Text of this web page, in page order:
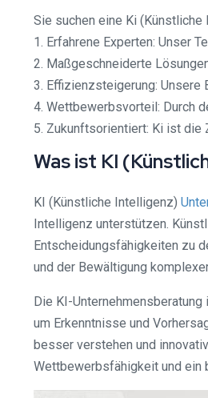
Sie suchen eine Ki
1. Erfahrene Experten: Unser
2. Maßgeschneiderte
3. Effizienzsteigerung: Unsere
4. Wettbewerbsvorteil: Durch
5. Zukunftsorientiert: Ki ist die
Was ist KI
KI (Künstliche Intelligenz)
Intelligenz unterstützen.
Entscheidungsfähigkeiten zu
und der Bewältigung
Die KI-Unternehmensberatung
um Erkenntnisse und
besser verstehen und
Wettbewerbsfähigkeit und